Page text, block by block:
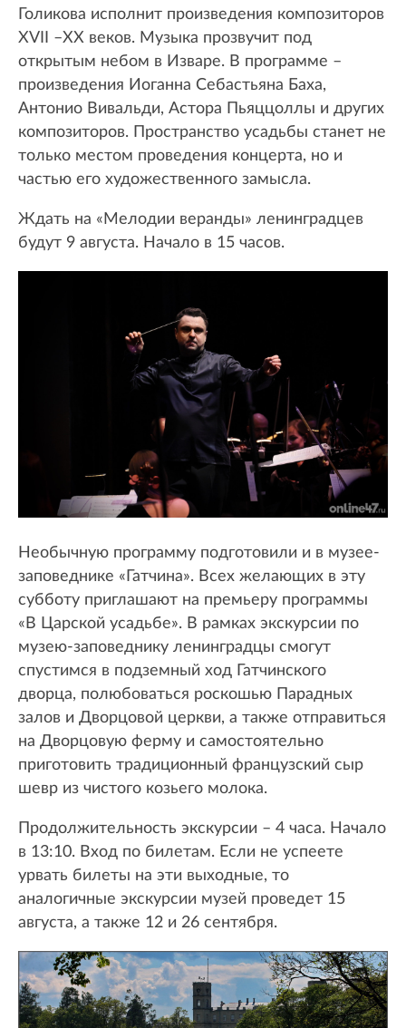
Голикова исполнит произведения композиторов
XVII –XX веков. Музыка прозвучит под
открытым небом в Изваре. В программе –
произведения Иоганна Себастьяна Баха,
Антонио Вивальди, Астора Пьяццоллы и других
композиторов. Пространство усадьбы станет не
только местом проведения концерта, но и
частью его художественного замысла.
Ждать на «Мелодии веранды» ленинградцев
будут 9 августа. Начало в 15 часов.
Необычную программу подготовили и в музее-
заповеднике «Гатчина». Всех желающих в эту
субботу приглашают на премьеру программы
«В Царской усадьбе». В рамках экскурсии по
музею-заповеднику ленинградцы смогут
спустимся в подземный ход Гатчинского
дворца, полюбоваться роскошью Парадных
залов и Дворцовой церкви, а также отправиться
на Дворцовую ферму и самостоятельно
приготовить традиционный французский сыр
шевр из чистого козьего молока.
Продолжительность экскурсии – 4 часа. Начало
в 13:10. Вход по билетам. Если не успеете
урвать билеты на эти выходные, то
аналогичные экскурсии музей проведет 15
августа, а также 12 и 26 сентября.